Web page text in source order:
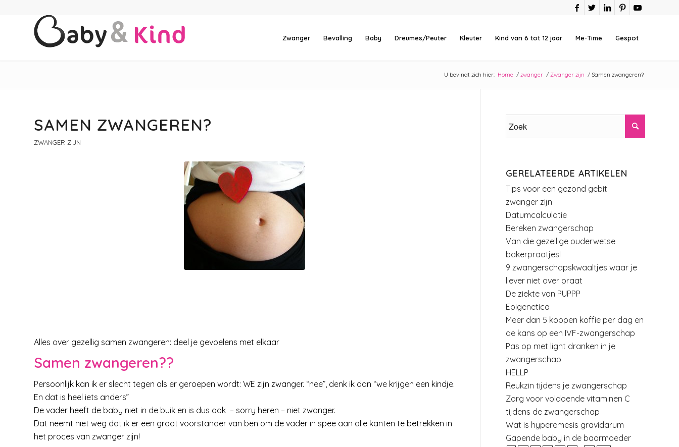
Zwanger Bevalling Baby Dreumes/Peuter Kleuter Kind van 6 tot 12 jaar Me-Time Gespot
U bevindt zich hier: Home / zwanger / Zwanger zijn / Samen zwangeren?
SAMEN ZWANGEREN?
ZWANGER ZIJN
Alles over gezellig samen zwangeren: deel je gevoelens met elkaar
Samen zwangeren??
Persoonlijk kan ik er slecht tegen als er geroepen wordt: WE zijn zwanger. “nee”, denk ik dan “we krijgen een kindje.
En dat is heel iets anders”
De vader heeft de baby niet in de buik en is dus ook – sorry heren – niet zwanger.
Dat neemt niet weg dat ik er een groot voorstander van ben om de vader in spee aan alle kanten te betrekken in
het proces van zwanger zijn!
GERELATEERDE ARTIKELEN
Tips voor een gezond gebit
zwanger zijn
Datumcalculatie
Bereken zwangerschap
Van die gezellige ouderwetse
bakerpraatjes!
9 zwangerschapskwaaltjes waar je
liever niet over praat
De ziekte van PUPPP
Epigenetica
Meer dan 5 koppen koffie per dag en
de kans op een IVF-zwangerschap
Pas op met light dranken in je
zwangerschap
HELLP
Reukzin tijdens je zwangerschap
Zorg voor voldoende vitaminen C
tijdens de zwangerschap
Wat is hyperemesis gravidarum
Gapende baby in de baarmoeder